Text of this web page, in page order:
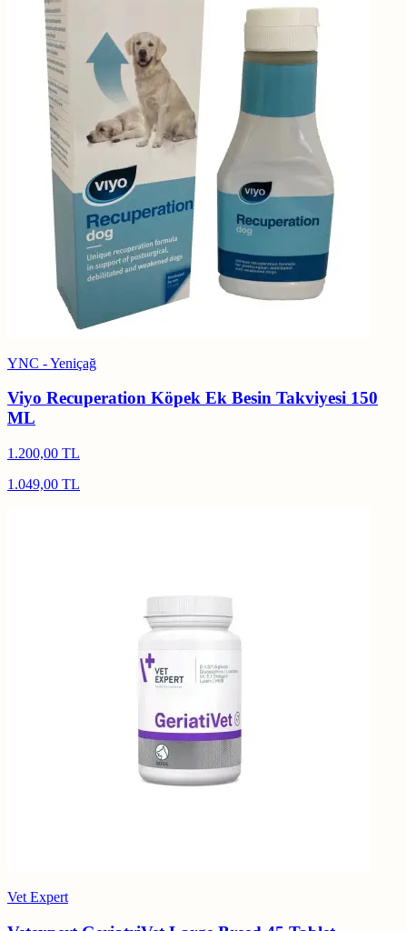
YNC - Yeniçağ
Viyo Recuperation Köpek Ek Besin Takviyesi 150
ML
1.200,00 TL
1.049,00 TL
Vet Expert